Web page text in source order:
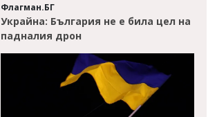
Флагман.БГ
Украйна: България не е била цел на
падналия дрон